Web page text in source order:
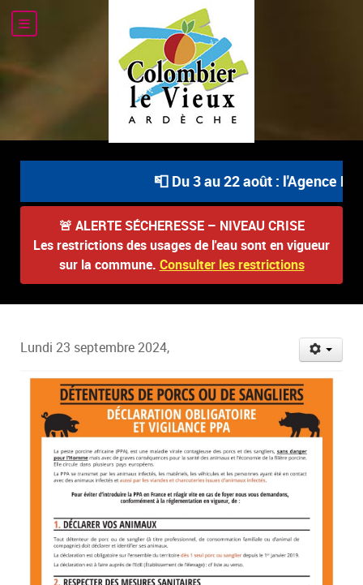
📮 Du 3 au 22 août : l'Agence
🚨 ALERTE SÉCHERESSE – NIVEAU CRISE
Les restrictions des usages de l'eau sont en vigueur
sur la commune. Consulter les restrictions
Lundi 23 septembre 2024,